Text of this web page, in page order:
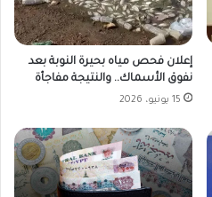
إعلان فحص مياه بحيرة النوبة بعد
نفوق الأسماك.. والنتيجة مفاجأة
15 يونيو، 2026